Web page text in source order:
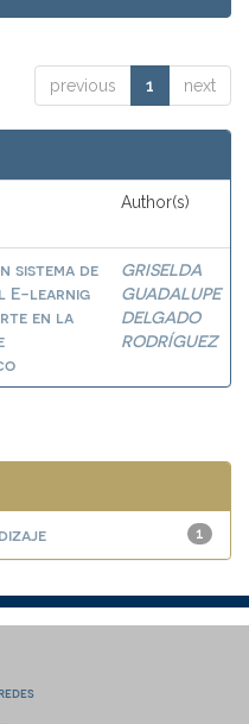
previous 1 next
Author(s)
sistema de
E-learnig
en la
GRISELDA
GUADALUPE
DELGADO
RODRÍGUEZ
1